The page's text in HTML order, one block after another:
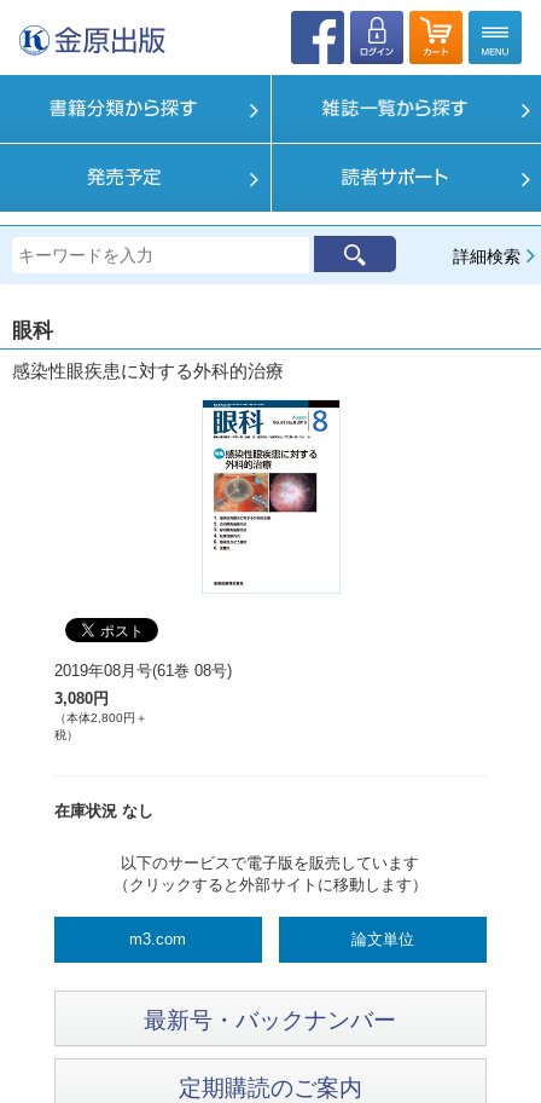
詳細検索
眼科
感染性眼疾患に対する外科的治療
2019年08月号(61巻 08号)
3,080円
（本体2,800円＋
税）
在庫状況 なし
以下のサービスで電子版を販売しています
（クリックすると外部サイトに移動します）
m3.com 論文単位
最新号・バックナンバー
定期購読のご案内